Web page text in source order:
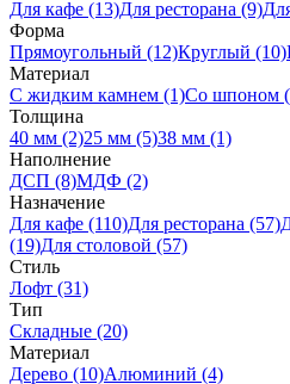
Для кафе (13)Для ресторана (9)
Форма
Прямоугольный (12)Круглый (10)
Материал
C жидким камнем (1)Со шпоном
Толщина
40 мм (2)25 мм (5)38 мм (1)
Наполнение
ДСП (8)МДФ (2)
Назначение
Для кафе (110)Для ресторана (57)
(19)Для столовой (57)
Стиль
Лофт (31)
Тип
Складные (20)
Материал
Дерево (10)Алюминий (4)